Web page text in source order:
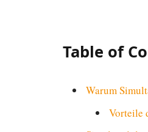
Table of
Warum
Vorteile